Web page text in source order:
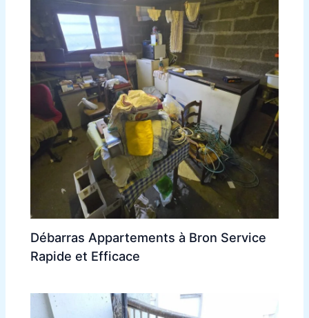
Débarras Appartements à Bron Service
Rapide et Efficace